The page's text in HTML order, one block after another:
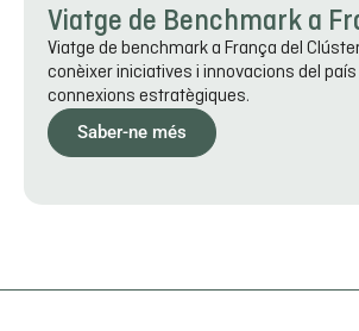
Viatge de Benchmark a
Viatge de benchmark a França del
conèixer iniciatives i innovacions del
connexions estratègiques.
Saber-ne més